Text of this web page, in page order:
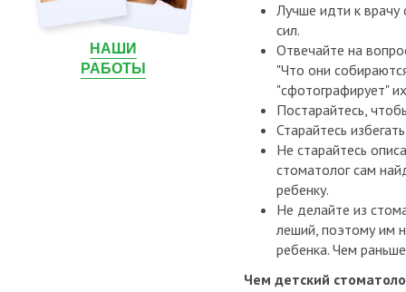
НАШИ
РАБОТЫ
Лучше идти к врачу
сил.
Отвечайте на
"Что они
"сфотографирует"
Постарайтесь,
Старайтесь
Не старайтесь
стоматолог сам
ребенку.
Не делайте из
леший, поэтому им
ребенка. Чем
Чем детский